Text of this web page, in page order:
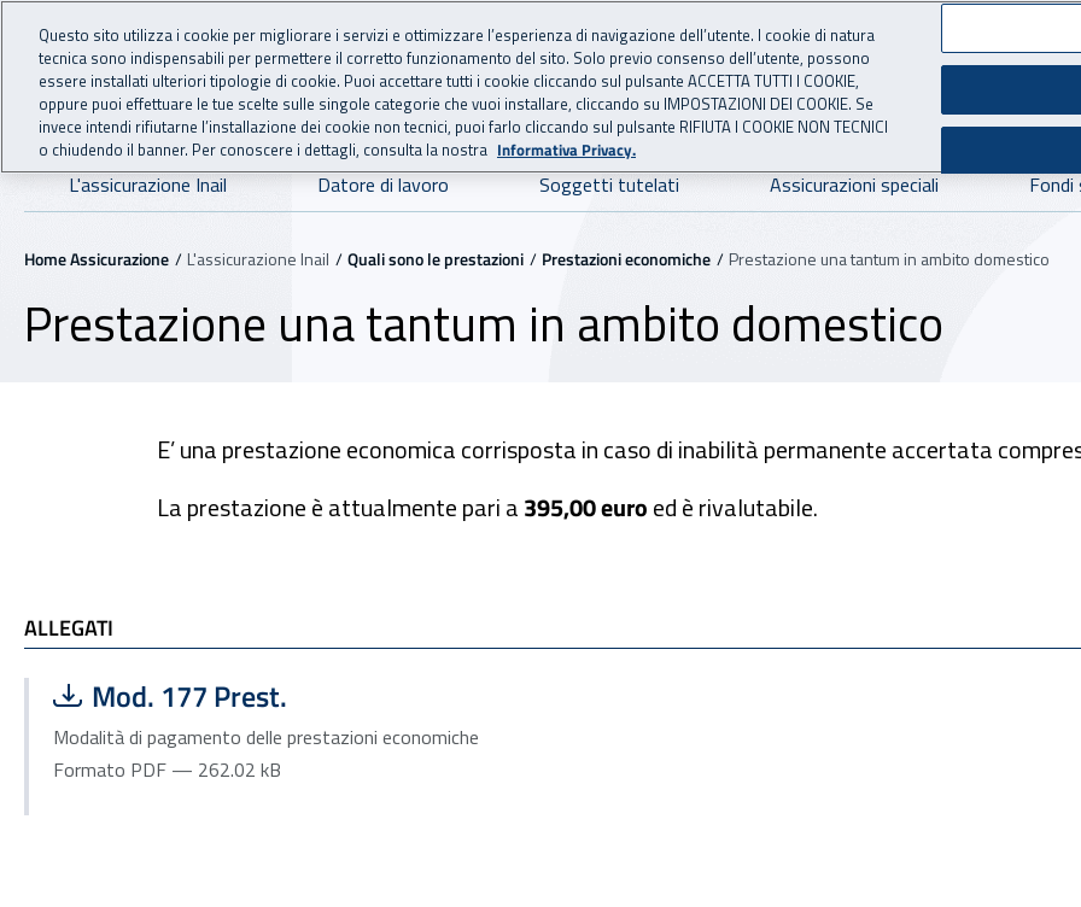
Vai al menu principale
Vai al contenuto principale
INAIL - Istituto Nazionale per l'Assicurazione
ASSICURAZIONE
Navigazione principale
L'assicurazione Inail Datore di lavoro Soggetti tutelati Assicurazioni speciali Fondi
Navigazione - Ti trovi in:
Home Assicurazione L'assicurazione Inail Quali sono le prestazioni Prestazioni economiche Prestazione una tantum in ambito domestico
Prestazione una tantum in ambito domestico
E’ una prestazione economica corrisposta in caso di inabilità permanente accertata
La prestazione è attualmente pari a395,00 euroed è rivalutabile.
ALLEGATI
ALLEGATI
Scarica file:
Mod. 177 Prest.
Modalità di pagamento delle prestazioni economiche
Formato PDF — 262.02 kB
Questo sito utilizza i cookie per migliorare i servizi e ottimizzare l’esperienza di navigazione dell’utente. I cookie di natura
tecnica sono indispensabili per permettere il corretto funzionamento del sito. Solo previo consenso dell’utente, possono
essere installati ulteriori tipologie di cookie. Puoi accettare tutti i cookie cliccando sul pulsante ACCETTA TUTTI I COOKIE,
oppure puoi effettuare le tue scelte sulle singole categorie che vuoi installare, cliccando su IMPOSTAZIONI DEI COOKIE. Se
invece intendi rifiutarne l’installazione dei cookie non tecnici, puoi farlo cliccando sul pulsante RIFIUTA I COOKIE NON TECNICI
o chiudendo il banner. Per conoscere i dettagli, consulta la nostra Informativa Privacy.